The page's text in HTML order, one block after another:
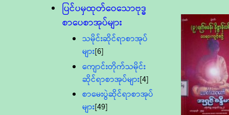
ပြင်ပမှထုတ်ဝေသောဗုဒ္ဓ
စာပေစာအုပ်များ
သမိုင်းဆိုင်ရာစာအုပ်
များ[6]
ကျောင်းတိုက်သမိုင်း
ဆိုင်ရာစာအုပ်များ[4]
စာမေးပွဲဆိုင်ရာစာအုပ်
များ[49]